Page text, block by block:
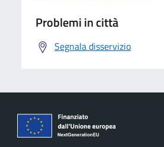
Problemi in città
Segnala disservizio